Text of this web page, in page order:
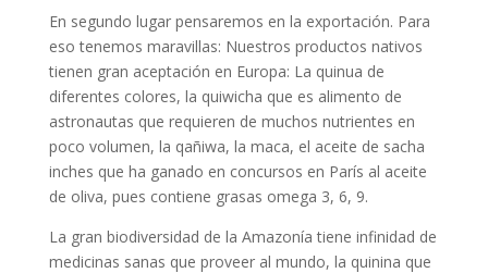
En segundo lugar pensaremos en la exportación. Para
eso tenemos maravillas: Nuestros productos nativos
tienen gran aceptación en Europa: La quinua de
diferentes colores, la quiwicha que es alimento de
astronautas que requieren de muchos nutrientes en
poco volumen, la qañiwa, la maca, el aceite de sacha
inches que ha ganado en concursos en París al aceite
de oliva, pues contiene grasas omega 3, 6, 9.
La gran biodiversidad de la Amazonía tiene infinidad de
medicinas sanas que proveer al mundo, la quinina que